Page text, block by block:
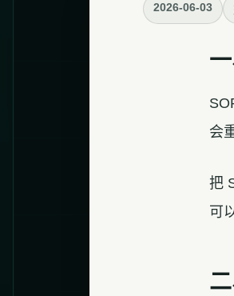
2026-06-03
会
把
可